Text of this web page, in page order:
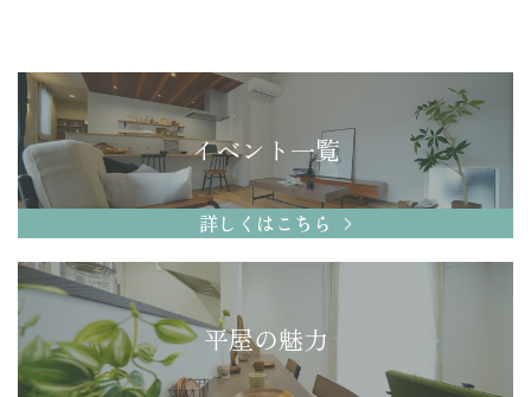
イベント一覧
詳しくはこちら
平屋の魅力